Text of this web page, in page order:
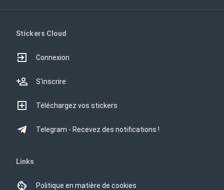
Stickers Cloud
Connexion
S'inscrire
Téléchargez vos stickers
Telegram - Recevez des notifications !
Links
Politique en matière de cookies